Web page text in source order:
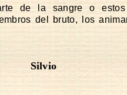
de la sangre o estos
del bruto, los
Silvio